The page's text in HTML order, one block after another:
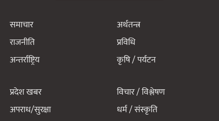
समाचार
राजनीति
अन्तर्राष्ट्रिय
अर्थतन्त्र
प्रविधि
कृषि / पर्यटन
प्रदेश खबर
अपराध/सुरक्षा
विचार / विश्लेषण
धर्म / संस्कृति